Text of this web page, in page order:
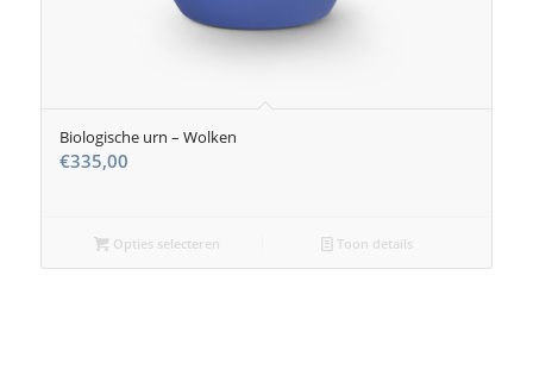
Biologische urn – Wolken
€335,00
Opties selecteren Toon details